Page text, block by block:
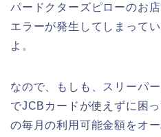
パードクターズピローのお
エラーが発生してしまって
よ。
なので、もしも、スリーパ
でJCBカードが使えずに困
の毎月の利用可能金額をオ